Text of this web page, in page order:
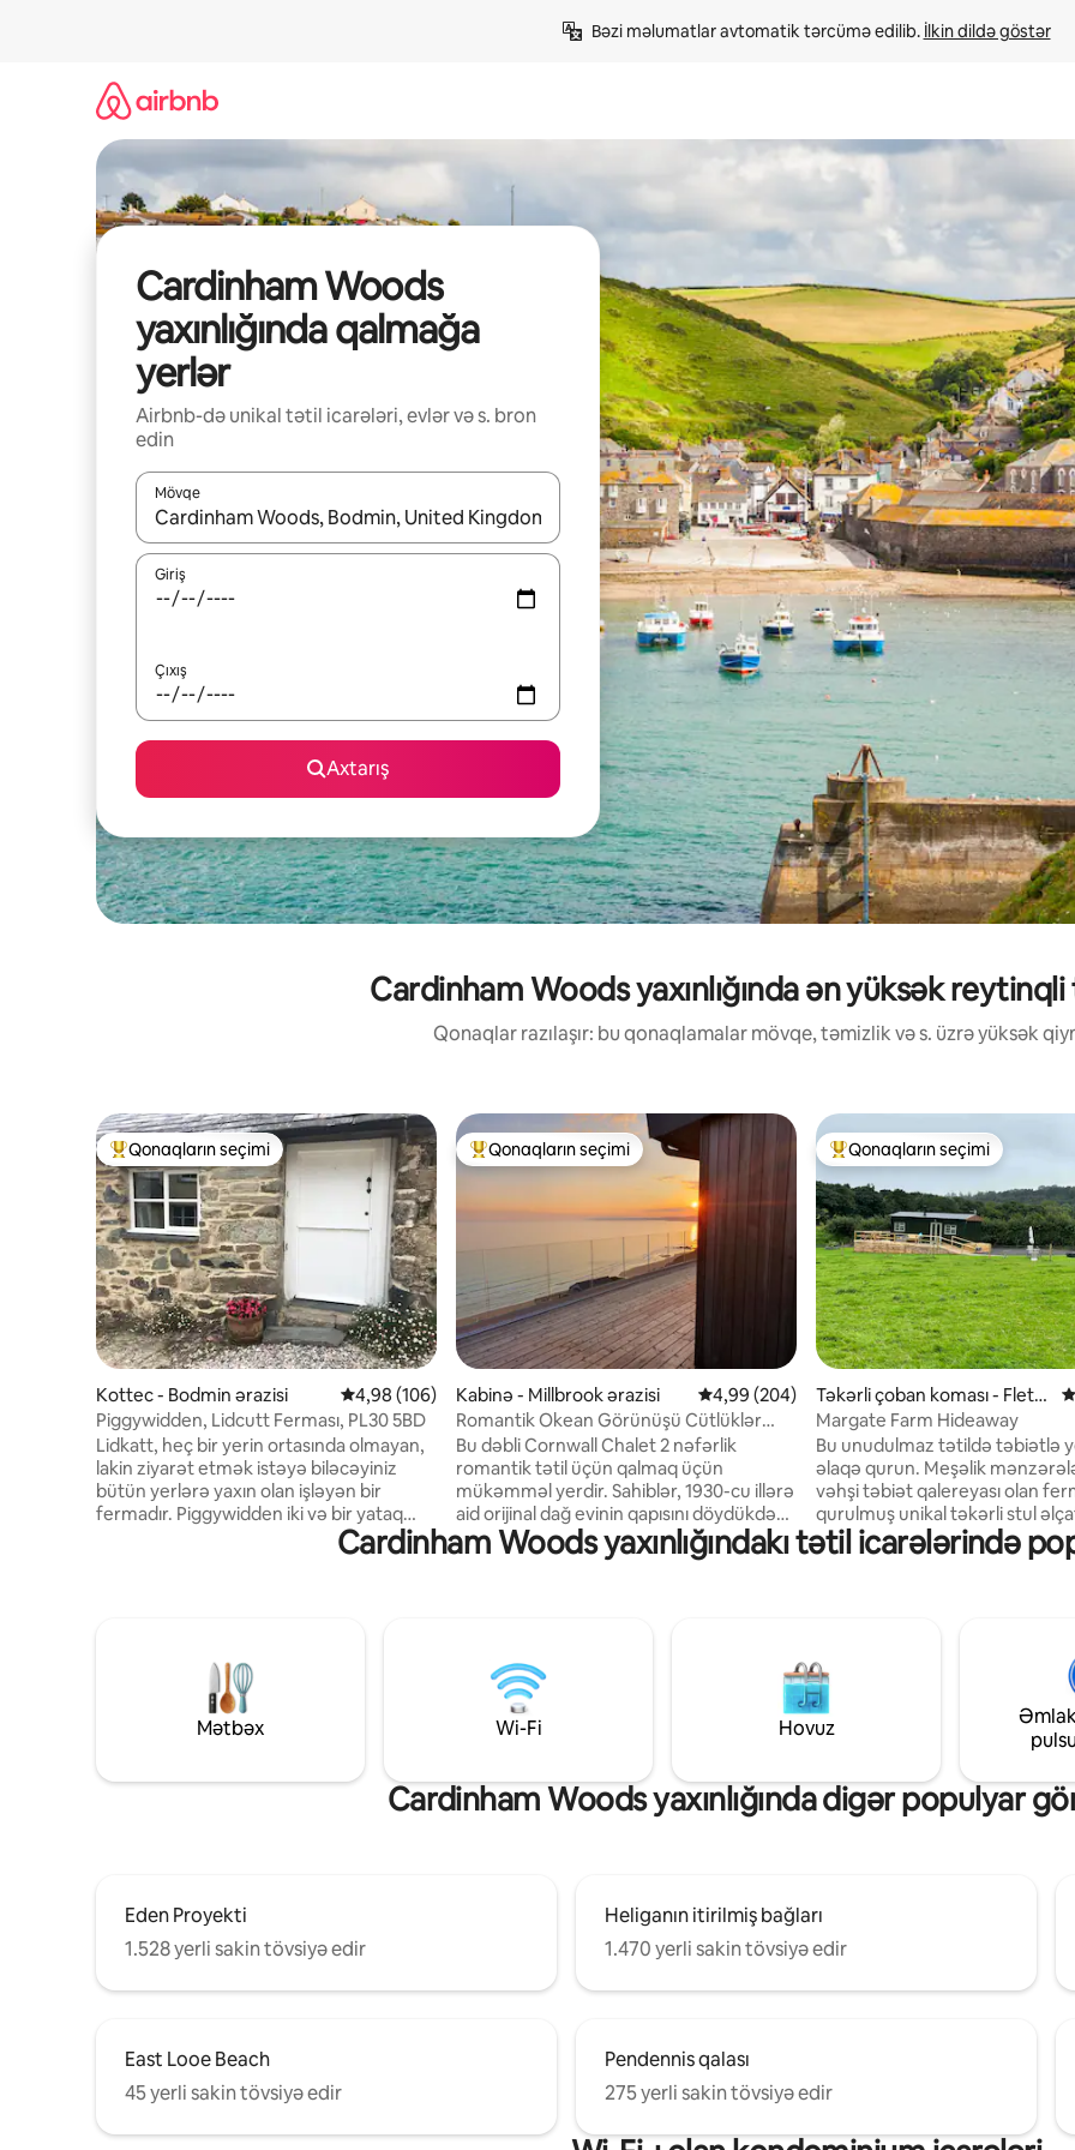
Bəzi məlumatlar avtomatik tərcümə edilib. İlkin dildə göstər
Cardinham Woods
yaxınlığında qalmağa
yerlər
Airbnb-də unikal tətil icarələri, evlər və s. bron
edin
Mövqe
Nəticələr varsa, yuxarı və aşağı ox düymələri ilə naviqasiya edin, yaxud da toxunma və ya svayp jestləri ilə araşdırın.
Giriş
Çıxış
Axtarış
Cardinham Woods yaxınlığında ən yüksək
Qonaqlar razılaşır: bu qonaqlamalar mövqe, təmizlik və s. üzrə yüksək
Populyar "Qonaqların seçimi"
Qonaqların seçimi
Kottec - Bodmin ərazisi Ortalama reytinq 4,98/5, 106 rəy
4,98 (106)
Piggywidden, Lidcutt Ferması, PL30 5BD
Lidkatt, heç bir yerin ortasında olmayan,
lakin ziyarət etmək istəyə biləcəyiniz
bütün yerlərə yaxın olan işləyən bir
fermadır. Piggywidden iki və bir yataq
otağı və unikal xüsusiyyətləri olan,
yenidən qurulmuş rahat bir samanlıqdır.
bu da tək çarpayılı yataq otağını lazım
olduqda rahat iki çarpayılı yataq otağına
ev heyvanlarını qəbul edə bilmirik.
Populyar "Qonaqların seçimi"
Qonaqların seçimi
Kabinə - Millbrook ərazisi Ortalama reytinq 4,99/5, 204 rəy
4,99 (204)
Romantik Okean Görünüşü Cütlüklər
Kornvall
Bu dəbli Cornwall Chalet 2 nəfərlik
romantik tətil üçün qalmaq üçün
mükəmməl yerdir. Sahiblər, 1930-cu illərə
aid orijinal dağ evinin qapısını döydükdən
və yerli sənətkarlar tərəfindən bu
heyrətamiz standarta uyğun şəkildə
mənzərələr. HMS Raleigh & PolhawnFort
yaxın. Whitsand Bay çimərliyinin milləri,
sadəcə istirahət edin və panoramik
mənzərələrdən və okeandan zövq alın
Populyar "Qonaqların seçimi"
Qonaqların seçimi
Təkərli çoban koması - Fletc
hersbridge ərazisi
Margate Farm Hideaway
Bu unudulmaz tətildə təbiətlə
əlaqə qurun. Meşəlik
vəhşi təbiət qalereyası olan
qurulmuş unikal təkərli stul
Sheperds daxması. İki dövrə,
və Milli Etimad Parkına
Karxanası, Kamel Krik,
İstirahət Ferması və daha çoxu
Lanhydrock qolf klubundan və
mağazaları, supermarketləri və
Kinoteatrı olan qəsəbədən beş
Cardinham Woods yaxınlığındakı tətil icarələrində
Mətbəx Wi-Fi Hovuz
Cardinham Woods yaxınlığında digər populyar
Eden Proyekti
1.528 yerli sakin tövsiyə edir
Heliganın itirilmiş bağları
1.470 yerli sakin tövsiyə edir
East Looe Beach
45 yerli sakin tövsiyə edir
Pendennis qalası
275 yerli sakin tövsiyə edir